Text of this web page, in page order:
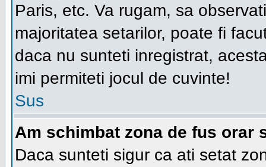
Paris, etc. Va rugam, sa
majoritatea setarilor, poate fi
daca nu sunteti inregistrat,
imi permiteti jocul de cuvinte!
Sus
Am schimbat zona de fus orar
Daca sunteti sigur ca ati setat